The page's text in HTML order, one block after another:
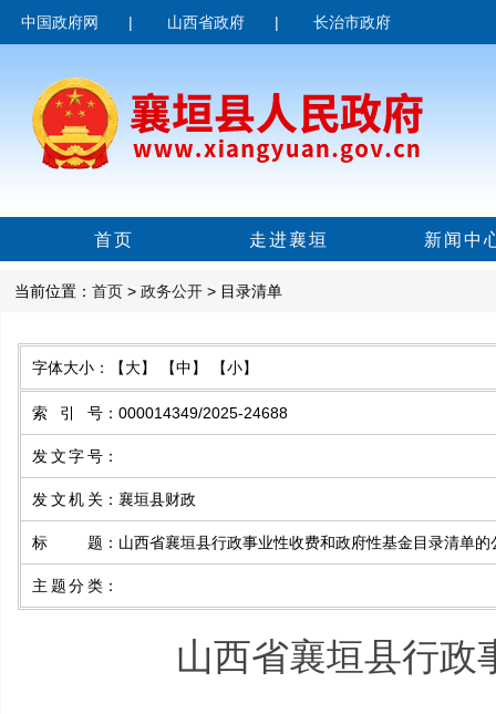
中国政府网 | 山西省政府 | 长治市政府
首页 走进襄垣 新闻中
当前位置： 首页 > 政务公开 > 目录清单
字体大小： 【大】 【中】 【小】
索引号 ： 000014349/2025-24688
发文字号 ：
发文机关 ： 襄垣县财政
标题 ： 山西省襄垣县行政事业性收费和政府性基金目录清单的
主题分类 ：
山西省襄垣县行政